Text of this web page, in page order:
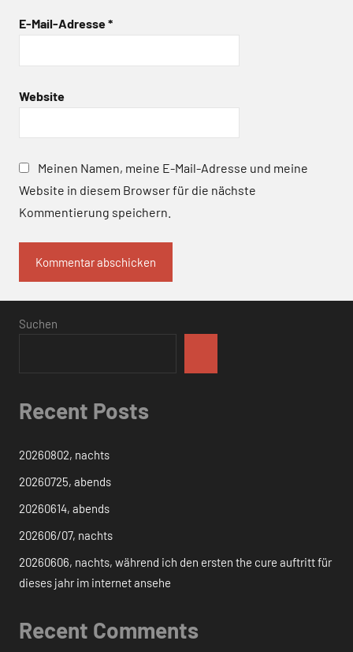
E-Mail-Adresse*
Website
Meinen Namen, meine E-Mail-Adresse und meine
Website in diesem Browser für die nächste
Kommentierung speichern.
Suchen
Recent Posts
20260802, nachts
20260725, abends
20260614, abends
202606/07, nachts
20260606, nachts, während ich den ersten the cure auftritt für
dieses jahr im internet ansehe
Recent Comments